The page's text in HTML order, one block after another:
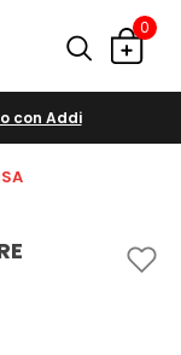
0
con Addi